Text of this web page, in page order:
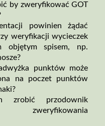
by zweryfikować GOT
powinien żądać
weryfikacji wycieczek
objętym spisem, np.
punktów może
na poczet punktów
zrobić przodownik
zweryfikowania